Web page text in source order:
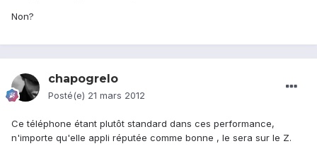
Non?
chapogrelo
Posté(e) 21 mars 2012
Ce téléphone étant plutôt standard dans ces performance,
n'importe qu'elle appli réputée comme bonne , le sera sur le Z.